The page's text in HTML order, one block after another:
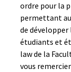
ordre pour la
permettant
de développer
étudiants et
law de la
vous